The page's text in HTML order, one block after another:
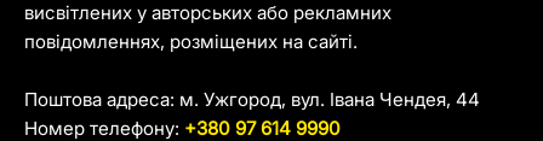
висвітлених у авторських або рекламних
повідомленнях, розміщених на сайті.
Поштова адреса: м. Ужгород, вул. Івана Чендея, 44
Номер телефону: +380 97 614 9990